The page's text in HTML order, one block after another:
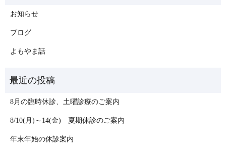
お知らせ
ブログ
よもやま話
8月の臨時休診、土曜診療のご案内
8/10(月)～14(金) 夏期休診のご案内
年末年始の休診案内